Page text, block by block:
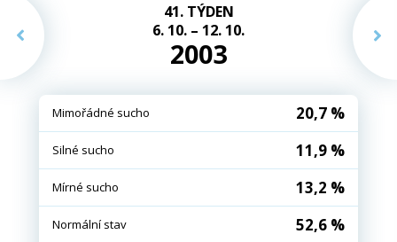
41. TÝDEN
6. 10. – 12. 10.
2003
Mimořádné sucho 20,7 %
Silné sucho 11,9 %
Mírné sucho 13,2 %
Normální stav 52,6 %